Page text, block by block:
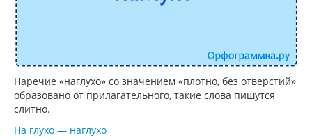
Наречие «наглухо» со значением «плотно, без отверстий»
образовано от прилагательного, такие слова пишутся
слитно.
На глухо — наглухо